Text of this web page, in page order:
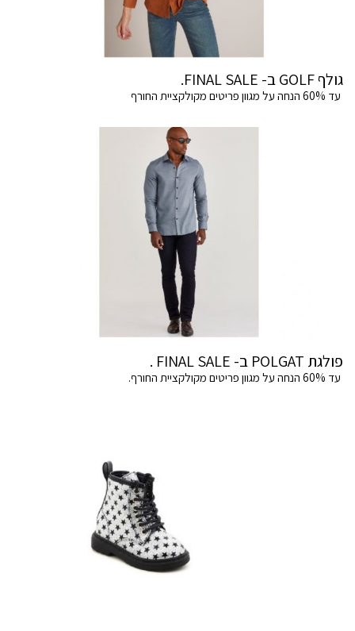
גולף GOLF ב- FINAL SALE.
עד 60% הנחה על מגוון פריטים מקולקציית החורף
פולגת POLGAT ב- FINAL SALE .
עד 60% הנחה על מגוון פריטים מקולקציית החורף.